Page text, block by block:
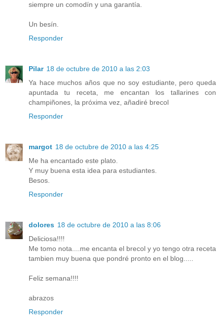
siempre un comodín y una garantía.
Un besín.
Responder
Pilar 18 de octubre de 2010 a las 2:03
Ya hace muchos años que no soy estudiante, pero queda
apuntada tu receta, me encantan los tallarines con
champiñones, la próxima vez, añadiré brecol
Responder
margot 18 de octubre de 2010 a las 4:25
Me ha encantado este plato.
Y muy buena esta idea para estudiantes.
Besos.
Responder
dolores 18 de octubre de 2010 a las 8:06
Deliciosa!!!!
Me tomo nota....me encanta el brecol y yo tengo otra receta
tambien muy buena que pondré pronto en el blog.....
Feliz semana!!!!
abrazos
Responder